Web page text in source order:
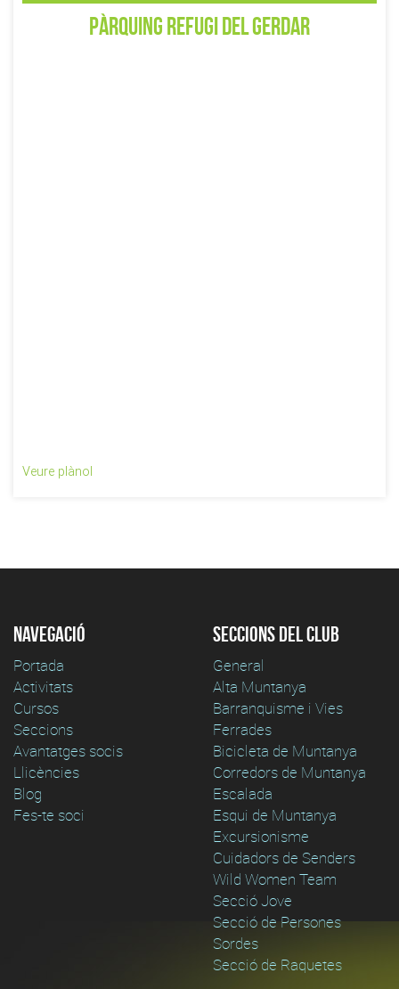
Pàrquing Refugi del Gerdar
Veure plànol
Navegació
Portada
Activitats
Cursos
Seccions
Avantatges socis
Llicències
Blog
Fes-te soci
Seccions del club
General
Alta Muntanya
Barranquisme i Vies
Ferrades
Bicicleta de Muntanya
Corredors de Muntanya
Escalada
Esqui de Muntanya
Excursionisme
Cuidadors de Senders
Wild Women Team
Secció Jove
Secció de Persones
Sordes
Secció de Raquetes